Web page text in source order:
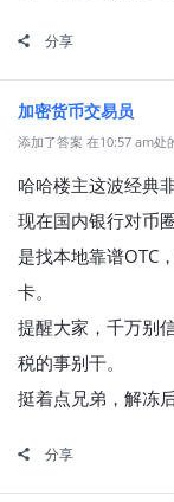
分享
加密货币交易员
添加了答案 在10:57 am处
哈哈楼主这波经典
现在国内银行对币
是找本地靠谱OTC
卡。
提醒大家，千万别
税的事别干。
挺着点兄弟，解冻
分享